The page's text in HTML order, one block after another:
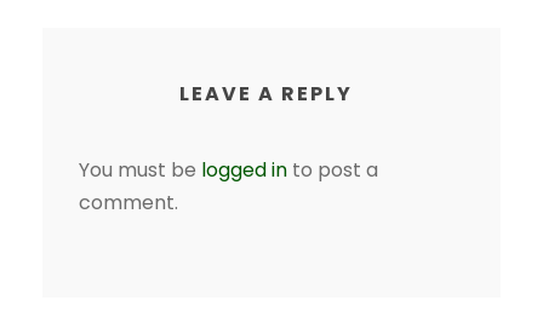
LEAVE A REPLY
You must be logged in to post a
comment.